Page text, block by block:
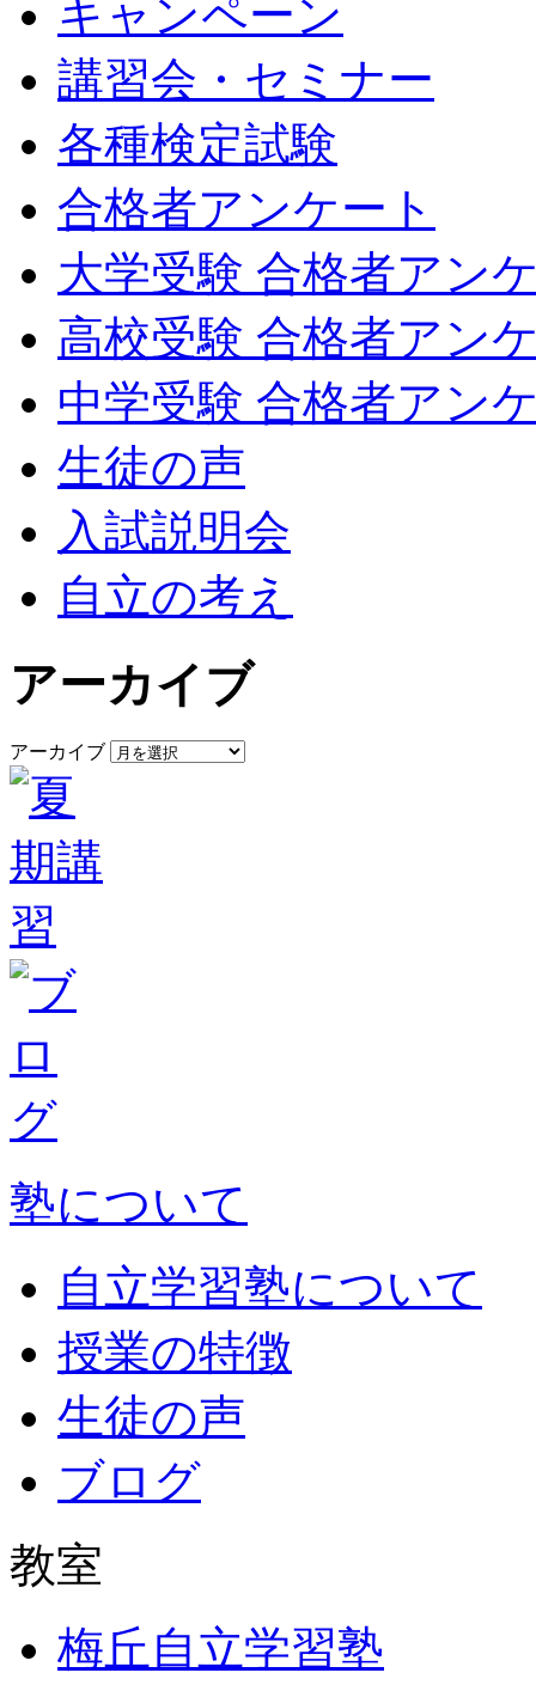
キャンペーン
講習会・セミナー
各種検定試験
合格者アンケート
大学受験 合格者アン
高校受験 合格者アン
中学受験 合格者アン
生徒の声
入試説明会
自立の考え
アーカイブ
アーカイブ
塾について
自立学習塾について
授業の特徴
生徒の声
ブログ
教室
梅丘自立学習塾